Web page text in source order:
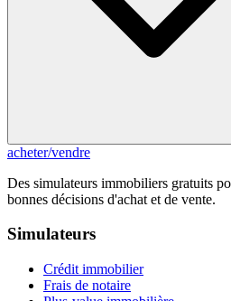
acheter/vendre
Des simulateurs immobiliers gratuits
bonnes décisions d'achat et de vente.
Simulateurs
Crédit immobilier
Frais de notaire